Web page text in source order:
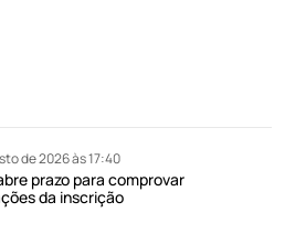
de 2026 às 17:40
prazo para comprovar
da inscrição